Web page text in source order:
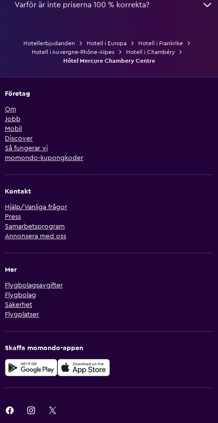
Varför är inte priserna 100 % korrekta?
Hotellerbjudanden Hotell i Europa
Hotell i Frankrike
Hotell i Auvergne-Rhône-Alpes
Hotell i Chambéry
Hôtel Mercure Chambery Centre
Företag
Om
Jobb
Mobil
Discover
Så fungerar vi
momondo-kupongkoder
Kontakt
Hjälp/Vanliga frågor
Press
Samarbetsprogram
Annonsera med oss
Mer
Flygbolagsavgifter
Flygbolag
Säkerhet
Flygplatser
Skaffa momondo-appen